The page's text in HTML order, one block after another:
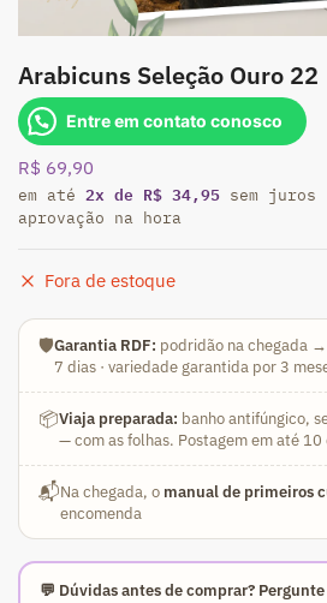
Arabicuns Seleção Ouro 22
Entre em contato conosco
R$ 69,90
em até 2x de R$ 34,95 sem juros
aprovação na hora
Fora de estoque
🛡️Garantia RDF: podridão na chegada
7 dias · variedade garantida por 3
📦Viaja preparada: banho antifúngico,
— com as folhas. Postagem em até 10
📬Na chegada, o manual de primeiros
encomenda
💬 Dúvidas antes de comprar?